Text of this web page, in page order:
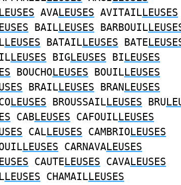
LEUSES AVALEUSES AVITAILLEUSES
BAILLEUSES BARBOUIL
LEUSES BATAILLEUSES BATE
LEUSES BIGLEUSES BILEUSES
BOUCHOLEUSES BOUILLEUSES
BRAILLEUSES BRANLEUSES
LEUSES BROUSSAILLEUSES BRU
CABLEUSES CAFOUILLEUSES
CALLEUSES CAMBRIOLEUSES
LEUSES CARNAVALEUSES
CAUTELEUSES CAVALEUSES
LEUSES CHAMAILLEUSES